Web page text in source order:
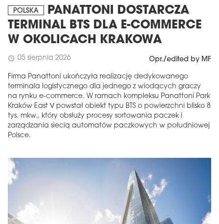
POLSKA
PANATTONI DOSTARCZA
TERMINAL BTS DLA E-COMMERCE
W OKOLICACH KRAKOWA
schedule 05 sierpnia 2026 Opr./edited by MF
Firma Panattoni ukończyła realizację dedykowanego
terminala logistycznego dla jednego z wiodących graczy
na rynku e-commerce. W ramach kompleksu Panattoni Park
Kraków East V powstał obiekt typu BTS o powierzchni blisko 8
tys. mkw., który obsłuży procesy sortowania paczek i
zarządzania siecią automatów paczkowych w południowej
Polsce.